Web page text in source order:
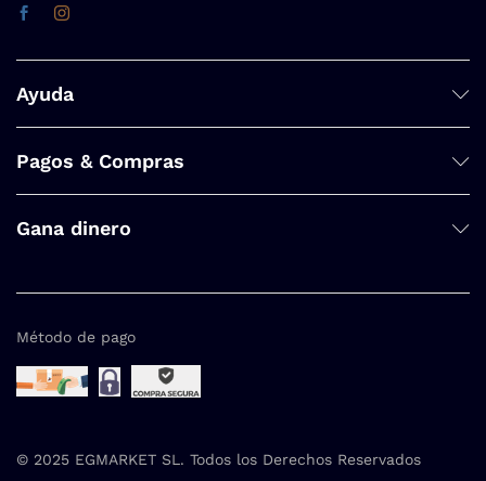
Ayuda
Pagos & Compras
Gana dinero
© 2025 EGMARKET SL. Todos los Derechos Reservados
Método de pago